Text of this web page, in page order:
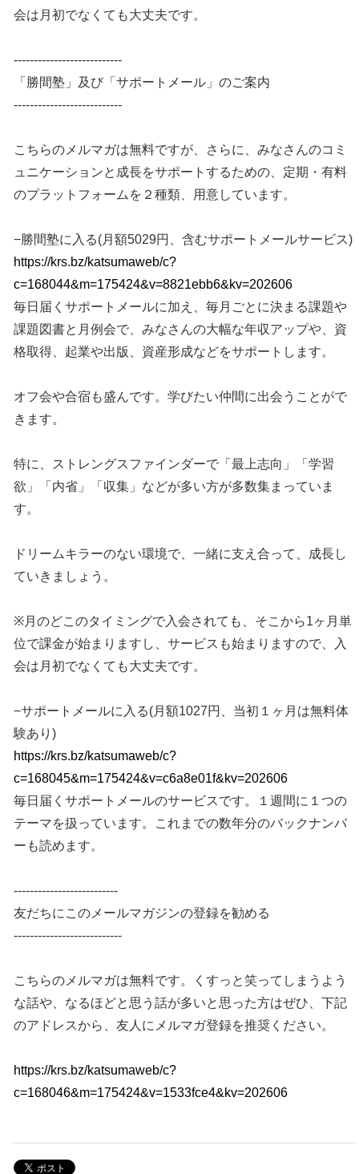
会は月初でなくても大丈夫です。
---------------------------
「勝間塾」及び「サポートメール」のご案内
---------------------------
こちらのメルマガは無料ですが、さらに、みなさんのコミ
ュニケーションと成長をサポートするための、定期・有料
のプラットフォームを２種類、用意しています。
−勝間塾に入る(月額5029円、含むサポートメールサービス)
https://krs.bz/katsumaweb/c?
c=168044&m=175424&v=8821ebb6&kv=202606
毎日届くサポートメールに加え、毎月ごとに決まる課題や
課題図書と月例会で、みなさんの大幅な年収アップや、資
格取得、起業や出版、資産形成などをサポートします。
オフ会や合宿も盛んです。学びたい仲間に出会うことがで
きます。
特に、ストレングスファインダーで「最上志向」「学習
欲」「内省」「収集」などが多い方が多数集まっていま
す。
ドリームキラーのない環境で、一緒に支え合って、成長し
ていきましょう。
※月のどこのタイミングで入会されても、そこから1ヶ月単
位で課金が始まりますし、サービスも始まりますので、入
会は月初でなくても大丈夫です。
−サポートメールに入る(月額1027円、当初１ヶ月は無料体
験あり)
https://krs.bz/katsumaweb/c?
c=168045&m=175424&v=c6a8e01f&kv=202606
毎日届くサポートメールのサービスです。１週間に１つの
テーマを扱っています。これまでの数年分のバックナンバ
ーも読めます。
--------------------------
友だちにこのメールマガジンの登録を勧める
---------------------------
こちらのメルマガは無料です。くすっと笑ってしまうよう
な話や、なるほどと思う話が多いと思った方はぜひ、下記
のアドレスから、友人にメルマガ登録を推奨ください。
https://krs.bz/katsumaweb/c?
c=168046&m=175424&v=1533fce4&kv=202606